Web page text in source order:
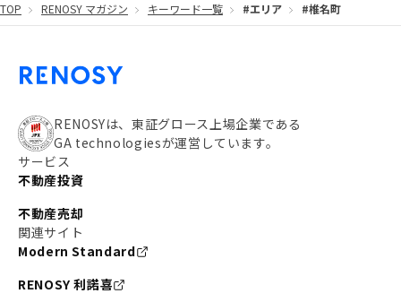
TOP RENOSY マガジン キーワード一覧 #エリア #椎名町
RENOSYは、東証グロース上場企業である
GA technologiesが運営しています。
サービス
不動産投資
不動産売却
関連サイト
Modern Standard
RENOSY 利諾喜